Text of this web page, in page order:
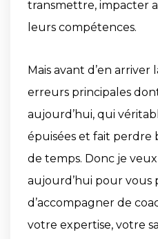
transmettre, impacter
leurs compétences.
Mais avant d’en arriver
erreurs principales
aujourd’hui, qui
épuisées et fait perdre
de temps. Donc je
aujourd’hui pour vous
d’accompagner de
votre expertise, votre